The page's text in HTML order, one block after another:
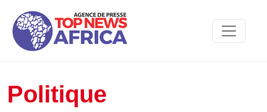
Politique